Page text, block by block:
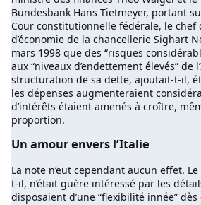
Bundesbank Hans Tietmeyer, portant
Cour constitutionnelle fédérale, le
d’économie de la chancellerie Sighart
mars 1998 que des “risques
aux “niveaux d’endettement élevés” de
structuration de sa dette, ajoutait-t-il,
les dépenses augmenteraient
d’intérêts étaient amenés à croître,
proportion.
Un amour envers l’Italie
La note n’eut cependant aucun effet.
t-il, n’était guère intéressé par les
disposaient d’une “flexibilité innée” dès